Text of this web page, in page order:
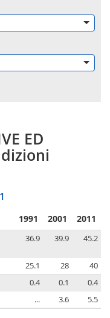
ED
1991 2001 2011
36.9 39.9 45.2
25.1 28
40
0.4 0.1
0.4
... 3.6 5.5